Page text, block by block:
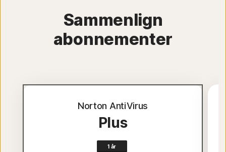
Sammenlign
abonnementer
Norton AntiVirus
Plus
1 år